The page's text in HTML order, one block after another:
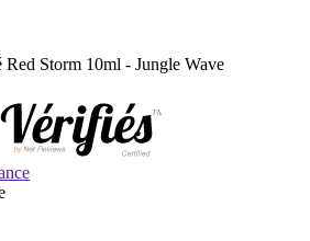
Storm 10ml - Jungle Wave